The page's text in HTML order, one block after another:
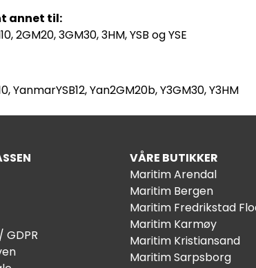
annet til:
2GM20, 3GM30, 3HM, YSB og YSE
YanmarYSB12, Yan2GM20b, Y3GM30, Y3HM
GDPR
VÅRE BUTIKKER
Maritim Arendal
Maritim Bergen
Maritim Fredrikstad
Maritim Karmøy
Maritim Kristiansand
Maritim Sarpsborg